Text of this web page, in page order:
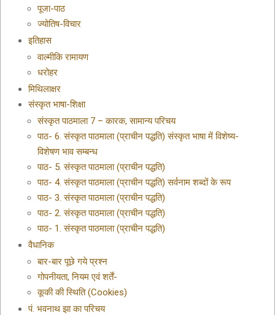
पूजा-पाठ
ज्योतिष-विचार
इतिहास
वाल्मीकि रामायण
धरोहर
मिथिलाक्षर
संस्कृत भाषा-शिक्षा
संस्कृत पाठमाला 7 – कारक, सामान्य परिचय
पाठ- 6. संस्कृत पाठमाला (प्राचीन पद्धति) संस्कृत भाषा में विशेष्य-
विशेषण भाव सम्बन्ध
पाठ- 5. संस्कृत पाठमाला (प्राचीन पद्धति)
पाठ- 4. संस्कृत पाठमाला (प्राचीन पद्धति) सर्वनाम शब्दों के रूप
पाठ- 3. संस्कृत पाठमाला (प्राचीन पद्धति)
पाठ- 2. संस्कृत पाठमाला (प्राचीन पद्धति)
पाठ- 1. संस्कृत पाठमाला (प्राचीन पद्धति)
वैधानिक
बार-बार पूछे गये प्रश्न
गोपनीयता, नियम एवं शर्तें-
कूकी की स्थिति (Cookies)
पं. भवनाथ झा का परिचय